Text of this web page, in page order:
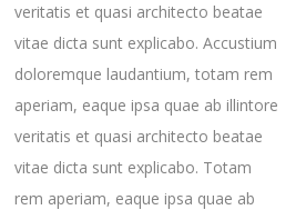
veritatis et quasi architecto beatae
vitae dicta sunt explicabo. Accustium
doloremque laudantium, totam rem
aperiam, eaque ipsa quae ab illintore
veritatis et quasi architecto beatae
vitae dicta sunt explicabo. Totam
rem aperiam, eaque ipsa quae ab